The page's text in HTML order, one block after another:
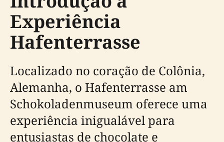
Experiência
Hafenterrasse
Localizado no coração de Colônia,
Alemanha, o Hafenterrasse am
Schokoladenmuseum oferece uma
experiência inigualável para
entusiastas de chocolate e